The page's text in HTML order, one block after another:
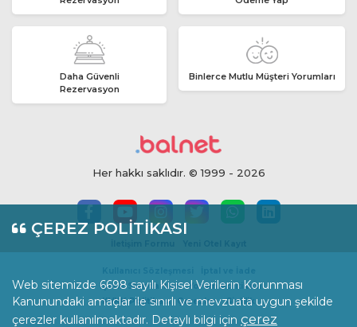
ÇEREZ POLİTİKASI
Web sitemizde 6698 sayılı Kişisel Verilerin Korunması
Kanunundaki amaçlar ile sınırlı ve mevzuata uygun şekilde
çerezler kullanılmaktadır. Detaylı bilgi için çerez
Daha Güvenli
Rezervasyon
Binlerce Mutlu Müşteri Yorumları
Her hakkı saklıdır. © 1999 - 2026
İçerik Standartları
Yorum Politikası
KVKK Politikası
Çerezler Gizlilik